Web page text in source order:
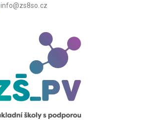
info@zs8so.cz